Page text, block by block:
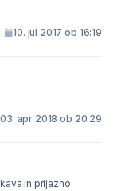
10. jul 2017 ob 16:19
03. apr 2018 ob 20:29
in prijazno